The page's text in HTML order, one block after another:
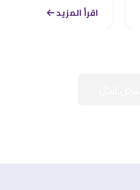
اقرأ المزيد